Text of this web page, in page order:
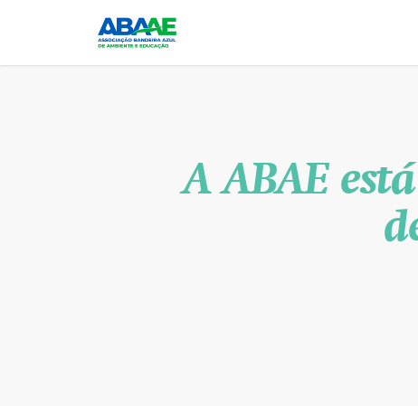
A ABAE